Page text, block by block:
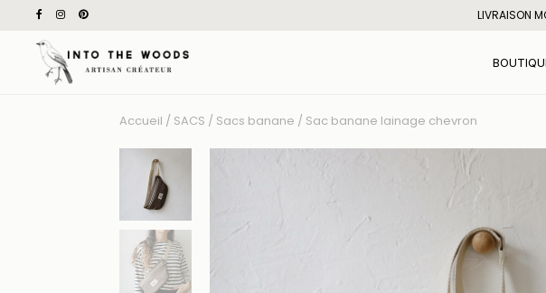
LIVRAISON
Accueil / SACS / Sacs banane / Sac banane lainage chevron